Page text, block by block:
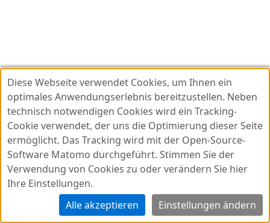
Datenschutz
Impressum
Barrierefreiheit
Nutzungsbedingungen
v2024.8.9
Diese Webseite verwendet Cookies, um Ihnen ein
optimales Anwendungserlebnis bereitzustellen. Neben
technisch notwendigen Cookies wird ein Tracking-
Cookie verwendet, der uns die Optimierung dieser Seite
ermöglicht. Das Tracking wird mit der Open-Source-
Software Matomo durchgeführt. Stimmen Sie der
Verwendung von Cookies zu oder verändern Sie hier
Ihre Einstellungen.
Alle akzeptieren
Einstellungen ändern